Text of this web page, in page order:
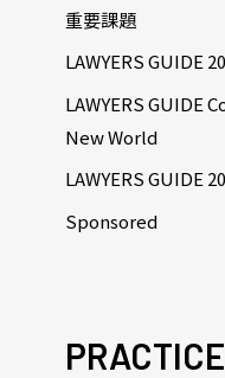
重要課題
LAWYERS GUIDE
LAWYERS GUIDE
New World
LAWYERS GUIDE
Sponsored